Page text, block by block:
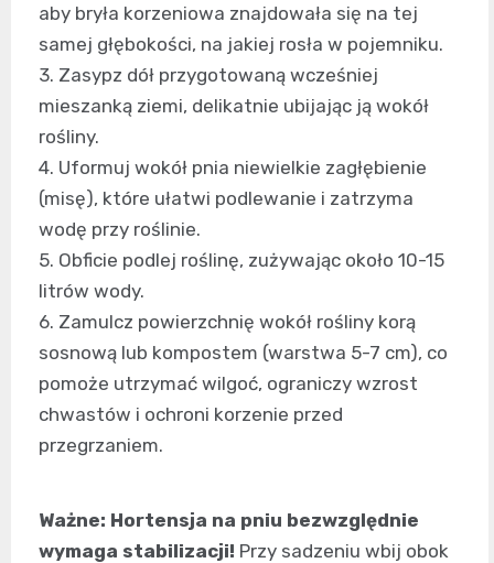
aby bryła korzeniowa znajdowała się na tej
samej głębokości, na jakiej rosła w pojemniku.
3. Zasypz dół przygotowaną wcześniej
mieszanką ziemi, delikatnie ubijając ją wokół
rośliny.
4. Uformuj wokół pnia niewielkie zagłębienie
(misę), które ułatwi podlewanie i zatrzyma
wodę przy roślinie.
5. Obficie podlej roślinę, zużywając około 10-15
litrów wody.
6. Zamulcz powierzchnię wokół rośliny korą
sosnową lub kompostem (warstwa 5-7 cm), co
pomoże utrzymać wilgoć, ograniczy wzrost
chwastów i ochroni korzenie przed
przegrzaniem.
Ważne: Hortensja na pniu bezwzględnie
wymaga stabilizacji! Przy sadzeniu wbij obok